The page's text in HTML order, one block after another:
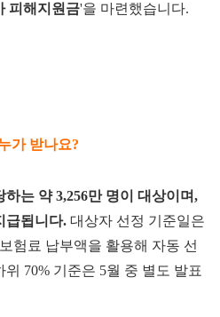
피해지원금'을 마련했습니다.
가 받나요?
는 약 3,256만 명이 대상이며,
급됩니다. 대상자 선정 기준일은
험료 납부액을 활용해 자동 선
70% 기준은 5월 중 별도 발표